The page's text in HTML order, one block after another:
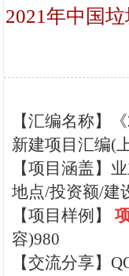
2021年中国
【汇编名称】
新建项目汇编(上
【项目涵盖】
地点/投资额/建
【项目样例】
容)980
【交流分享】